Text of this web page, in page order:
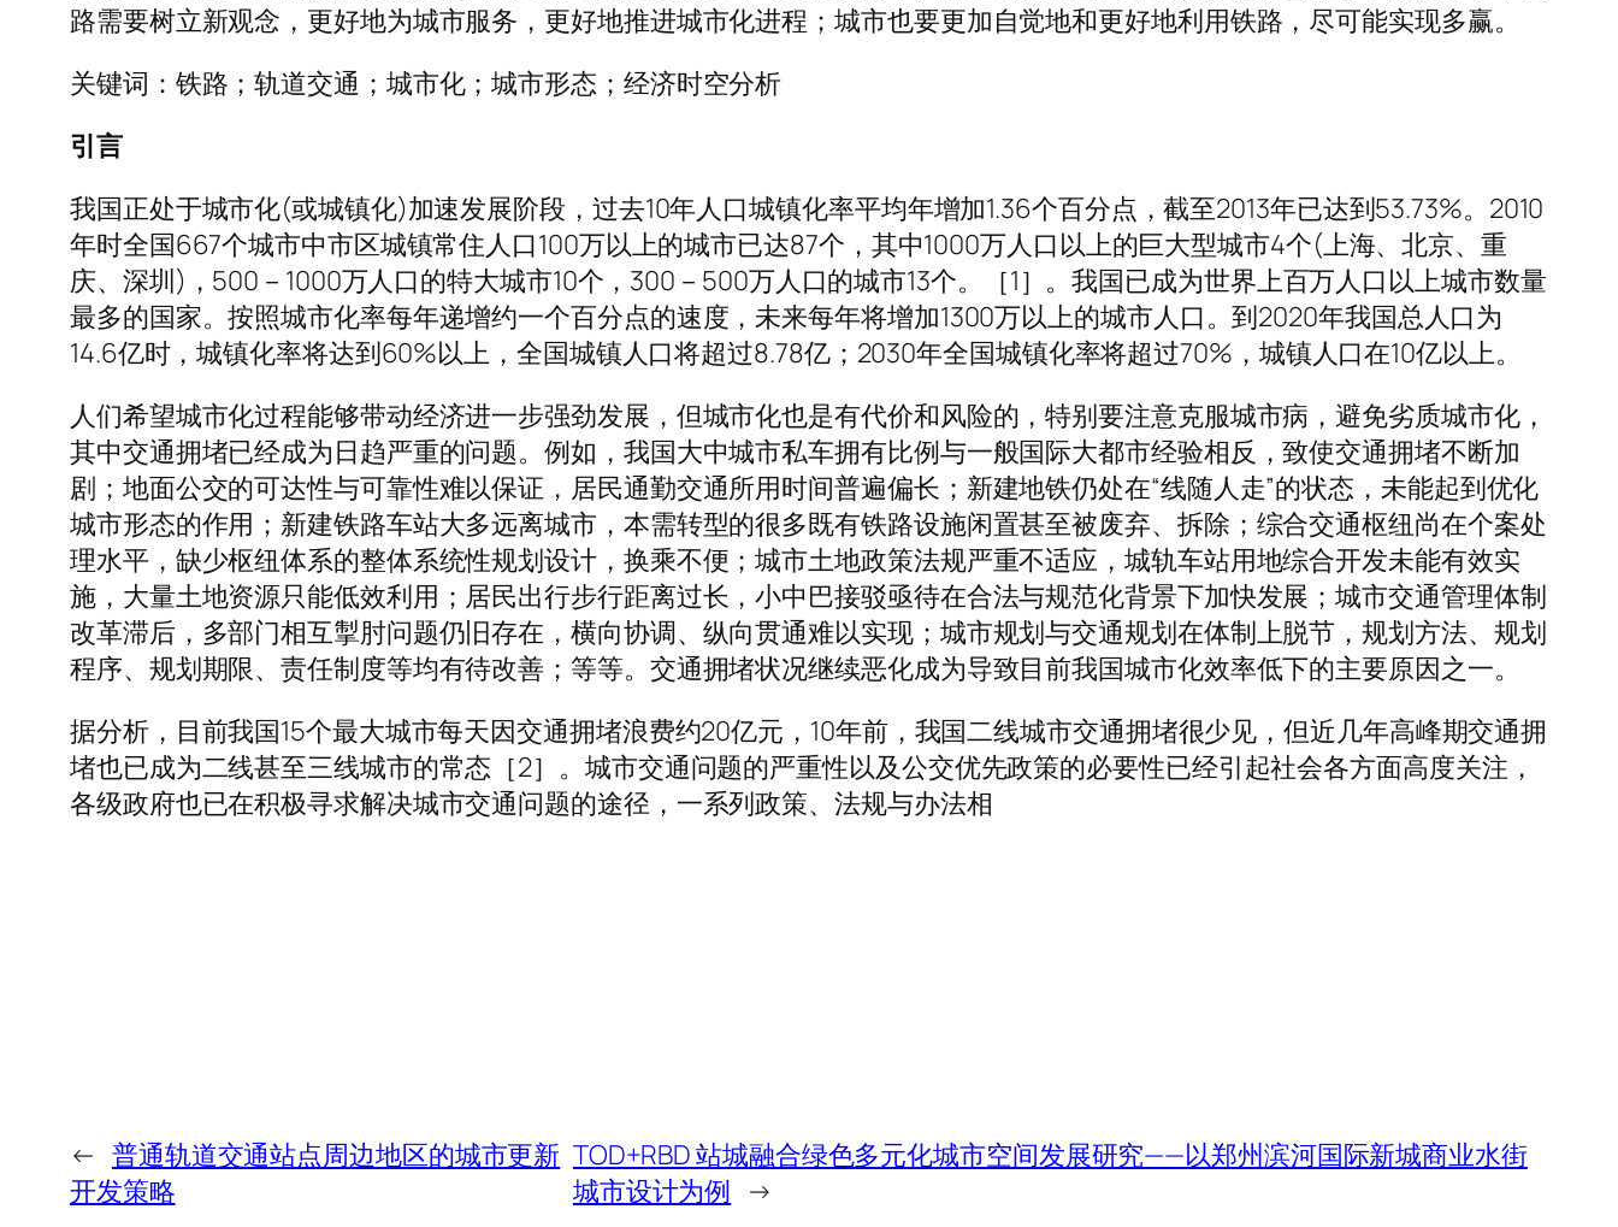
路需要树立新观念，更好地为城市服务，更好地推进城市化进程；城市也要更加自觉地和更好地利用铁路，尽可能实现多赢。
关键词：铁路；轨道交通；城市化；城市形态；经济时空分析
引言
我国正处于城市化(或城镇化)加速发展阶段，过去10年人口城镇化率平均年增加1.36个百分点，截至2013年已达到53.73%。2010
年时全国667个城市中市区城镇常住人口100万以上的城市已达87个，其中1000万人口以上的巨大型城市4个(上海、北京、重
庆、深圳)，500－1000万人口的特大城市10个，300－500万人口的城市13个。［1］。我国已成为世界上百万人口以上城市数量
最多的国家。按照城市化率每年递增约一个百分点的速度，未来每年将增加1300万以上的城市人口。到2020年我国总人口为
14.6亿时，城镇化率将达到60%以上，全国城镇人口将超过8.78亿；2030年全国城镇化率将超过70%，城镇人口在10亿以上。
人们希望城市化过程能够带动经济进一步强劲发展，但城市化也是有代价和风险的，特别要注意克服城市病，避免劣质城市化，
其中交通拥堵已经成为日趋严重的问题。例如，我国大中城市私车拥有比例与一般国际大都市经验相反，致使交通拥堵不断加
剧；地面公交的可达性与可靠性难以保证，居民通勤交通所用时间普遍偏长；新建地铁仍处在“线随人走”的状态，未能起到优化
城市形态的作用；新建铁路车站大多远离城市，本需转型的很多既有铁路设施闲置甚至被废弃、拆除；综合交通枢纽尚在个案处
理水平，缺少枢纽体系的整体系统性规划设计，换乘不便；城市土地政策法规严重不适应，城轨车站用地综合开发未能有效实
施，大量土地资源只能低效利用；居民出行步行距离过长，小中巴接驳亟待在合法与规范化背景下加快发展；城市交通管理体制
改革滞后，多部门相互掣肘问题仍旧存在，横向协调、纵向贯通难以实现；城市规划与交通规划在体制上脱节，规划方法、规划
程序、规划期限、责任制度等均有待改善；等等。交通拥堵状况继续恶化成为导致目前我国城市化效率低下的主要原因之一。
据分析，目前我国15个最大城市每天因交通拥堵浪费约20亿元，10年前，我国二线城市交通拥堵很少见，但近几年高峰期交通拥
堵也已成为二线甚至三线城市的常态［2］。城市交通问题的严重性以及公交优先政策的必要性已经引起社会各方面高度关注，
各级政府也已在积极寻求解决城市交通问题的途径，一系列政策、法规与办法相
← 普通轨道交通站点周边地区的城市更新
开发策略
TOD+RBD 站城融合绿色多元化城市空间发展研究——以郑州滨河国际新城商业水街
城市设计为例 →